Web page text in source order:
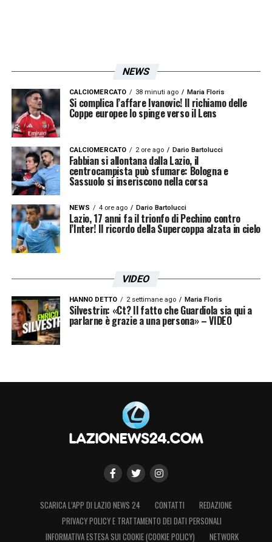
NEWS
CALCIOMERCATO 38 minuti ago Maria Floris
Si complica l’affare Ivanovic! Il richiamo delle
Coppe europee lo spinge verso il Lens
CALCIOMERCATO 2 ore ago Dario Bartolucci
Fabbian si allontana dalla Lazio, il
centrocampista può sfumare: Bologna e
Sassuolo si inseriscono nella corsa
NEWS 4 ore ago Dario Bartolucci
Lazio, 17 anni fa il trionfo di Pechino contro
l’Inter! Il ricordo della Supercoppa alzata in cielo
VIDEO
HANNO DETTO 2 settimane ago Maria Floris
Silvestrin: «Ct? Il fatto che Guardiola sia qui a
parlarne è grazie a una persona» – VIDEO
SCARICA L’APP DI LAZIO NEWS 24 CONTATTI
REDAZIONE
PRIVACY POLICY E TRATTAMENTO DEI DATI PERSONALI
INFORMATIVA ESTESA SUI COOKIE (COOKIE POLICY)
NETWORK